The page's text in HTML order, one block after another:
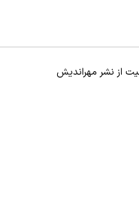
از نشر مهراندیش